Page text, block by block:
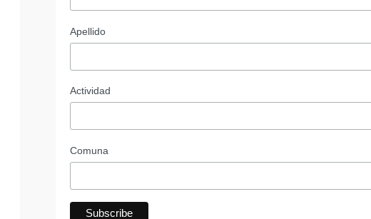
Apellido
Actividad
Comuna